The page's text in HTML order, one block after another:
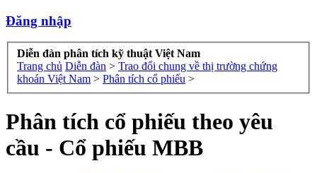
Đăng nhập
Diễn đàn phân tích kỹ thuật Việt Nam
Trang chủ Diễn đàn > Trao đổi chung về thị trường chứng
khoán Việt Nam > Phân tích cổ phiếu >
Phân tích cổ phiếu theo yêu
cầu - Cổ phiếu MBB